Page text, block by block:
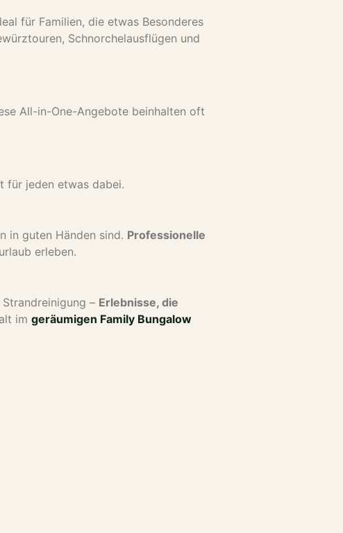
für Familien, die etwas Besonderes
Schnorchelausflügen und
All-in-One-Angebote beinhalten oft
für jeden etwas dabei.
in guten Händen sind. Professionelle
erleben.
– Erlebnisse, die
im geräumigen Family Bungalow